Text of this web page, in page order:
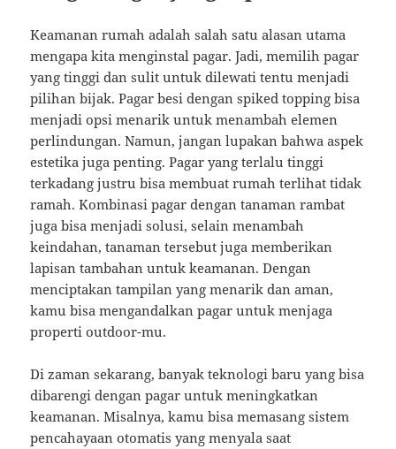
Keamanan rumah adalah salah satu alasan utama
mengapa kita menginstal pagar. Jadi, memilih pagar
yang tinggi dan sulit untuk dilewati tentu menjadi
pilihan bijak. Pagar besi dengan spiked topping bisa
menjadi opsi menarik untuk menambah elemen
perlindungan. Namun, jangan lupakan bahwa aspek
estetika juga penting. Pagar yang terlalu tinggi
terkadang justru bisa membuat rumah terlihat tidak
ramah. Kombinasi pagar dengan tanaman rambat
juga bisa menjadi solusi, selain menambah
keindahan, tanaman tersebut juga memberikan
lapisan tambahan untuk keamanan. Dengan
menciptakan tampilan yang menarik dan aman,
kamu bisa mengandalkan pagar untuk menjaga
properti outdoor-mu.
Di zaman sekarang, banyak teknologi baru yang bisa
dibarengi dengan pagar untuk meningkatkan
keamanan. Misalnya, kamu bisa memasang sistem
pencahayaan otomatis yang menyala saat